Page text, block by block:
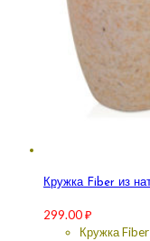
Кружка Fiber из
299.00₽
Кружка Fiber